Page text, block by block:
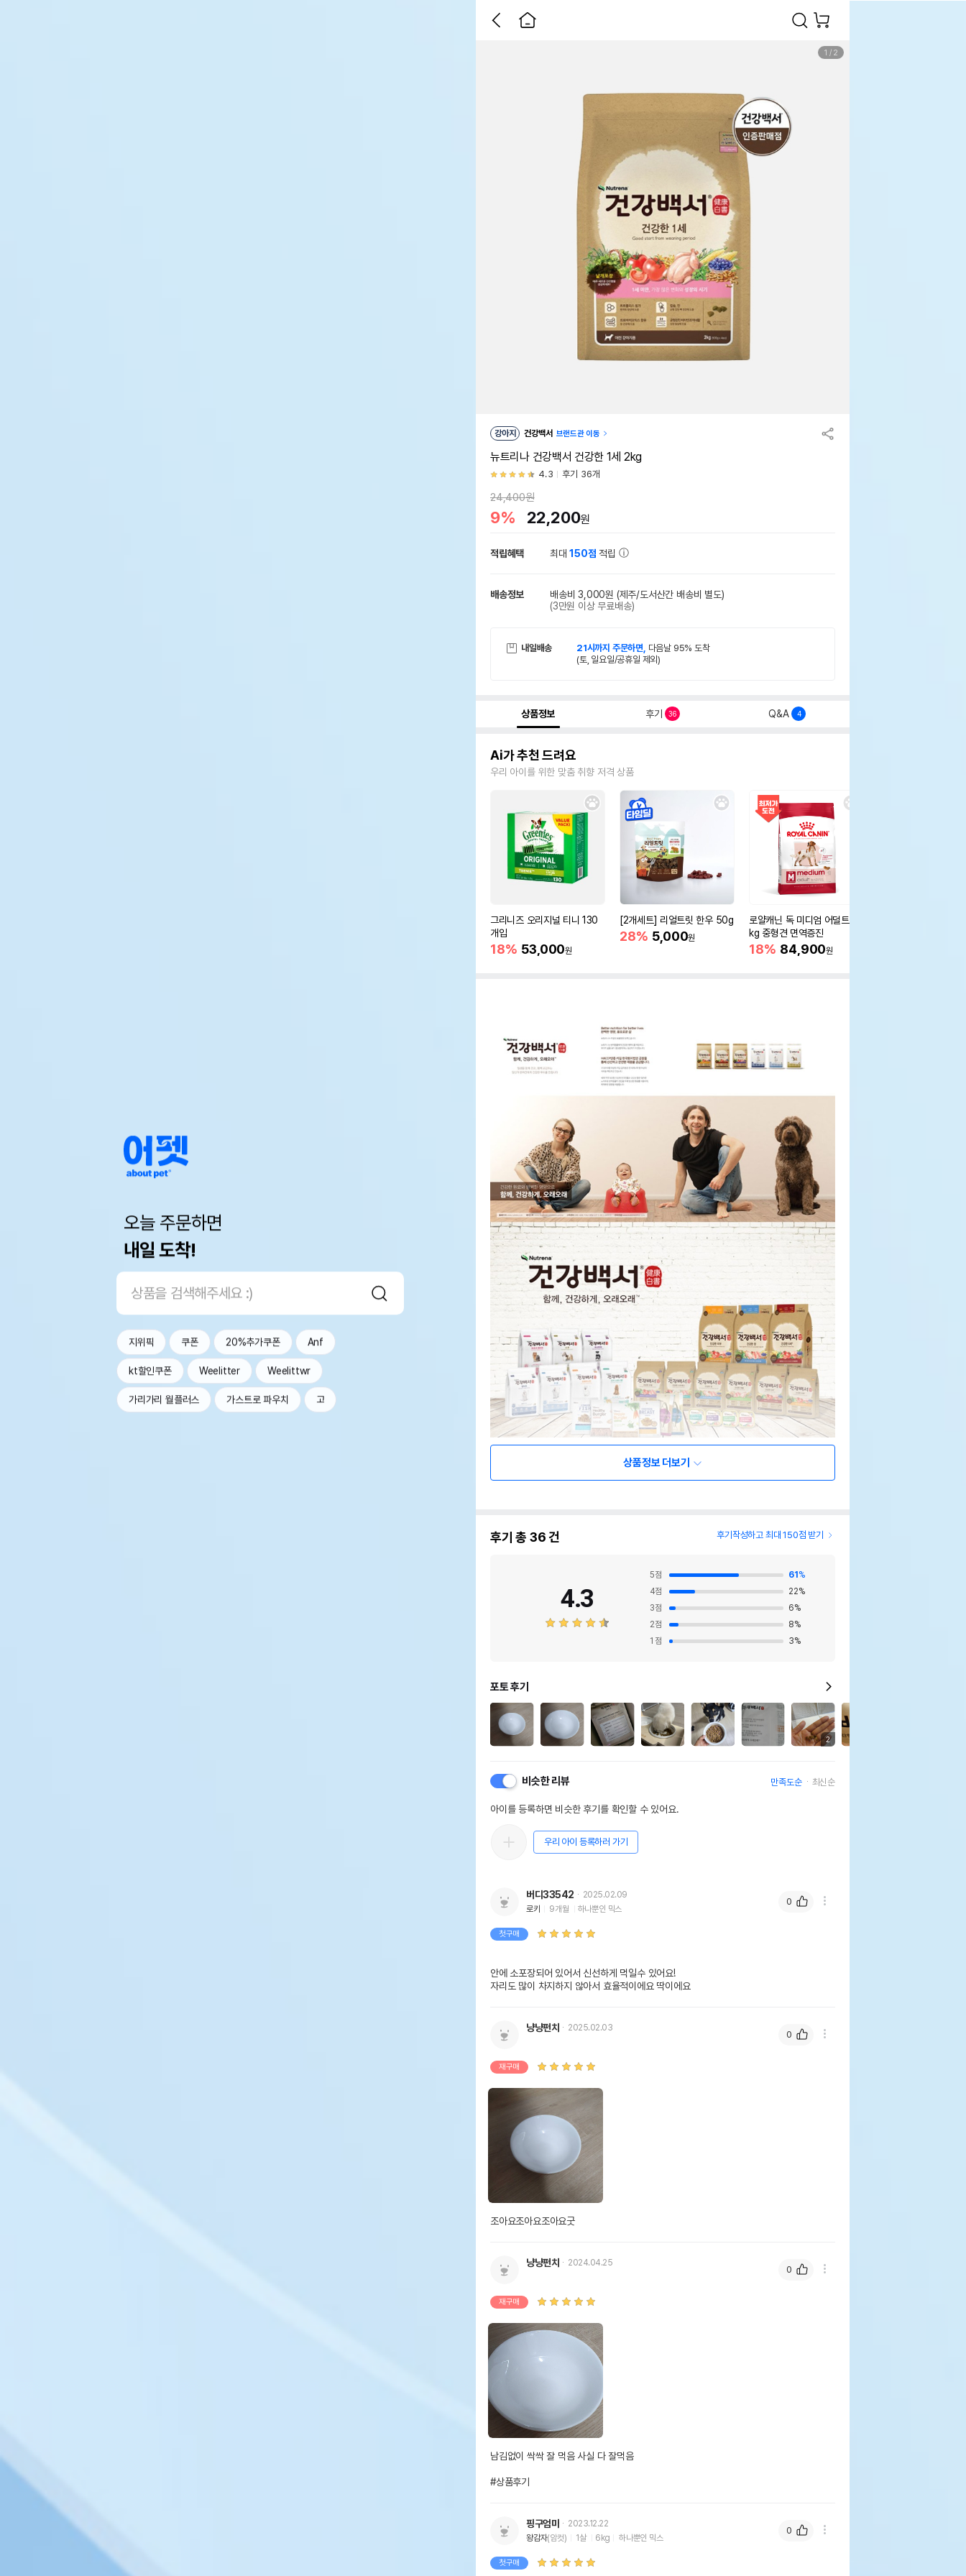
오늘 주문하면
내일 도착!
지위픽 쿠폰 20%추가쿠폰 Anf
kt할인쿠폰 Weelitter Weelittwr
가리가리 월플러스 가스트로 파우치 고
1 / 2
강아지 건강백서 브랜드관 이동
뉴트리나 건강백서 건강한 1세 2kg
4.3 후기 36개
24,400원
9% 22,200원
적립혜택 최대150점 적립
배송정보 배송비 3,000원 (제주/도서산간 배송비 별도)
(3만원 이상 무료배송)
내일배송 21시까지 주문하면, 다음날 95% 도착
(토, 일요일/공휴일 제외)
상품정보 후기 36 Q&A 4
Ai가 추천 드려요
우리 아이를 위한 맞춤 취향 저격 상품
그리니즈 오리지널 티니 130
개입
18% 53,000원
[2개세트] 리얼트릿 한우 50g
28% 5,000원
로얄캐닌 독 미디엄 어덜트 10
kg 중형견 면역증진
18% 84,900원
상품정보 더보기
후기 총 36건 후기작성하고 최대 150점 받기
4.3
5점 61 %
4점 22%
3점 6%
2점 8%
1 점 3%
포토 후기
2
비슷한 리뷰 만족도순 최신순
아이를 등록하면 비슷한 후기를 확인할 수 있어요.
우리 아이 등록하러 가기
버디33542
2025.02.09
로키
9개월 하나뿐인 믹스
첫구매
안에 소포장되어 있어서 신선하게 먹일수 있어요!
자리도 많이 차지하지 않아서 효율적이에요 딱이에요
0
냥냥펀치 2025.02.03
재구매
조아요조아요조아요굿
0
냥냥펀치 2024.04.25
재구매
남김없이 싹싹 잘 먹음 사실 다 잘먹음
#상품후기
0
핑구엄마
2023.12.22
왕감자(암컷) 1살 6kg 하나뿐인 믹스
첫구매
0